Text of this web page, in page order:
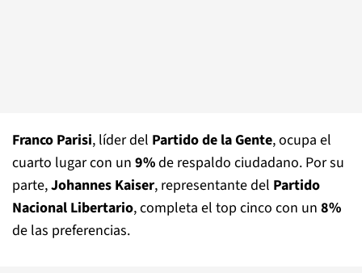
Franco Parisi, líder del Partido de la Gente, ocupa el
cuarto lugar con un 9%de respaldo ciudadano. Por su
parte,Johannes Kaiser, representante del Partido
Nacional Libertario, completa el top cinco con un 8%
de las preferencias.